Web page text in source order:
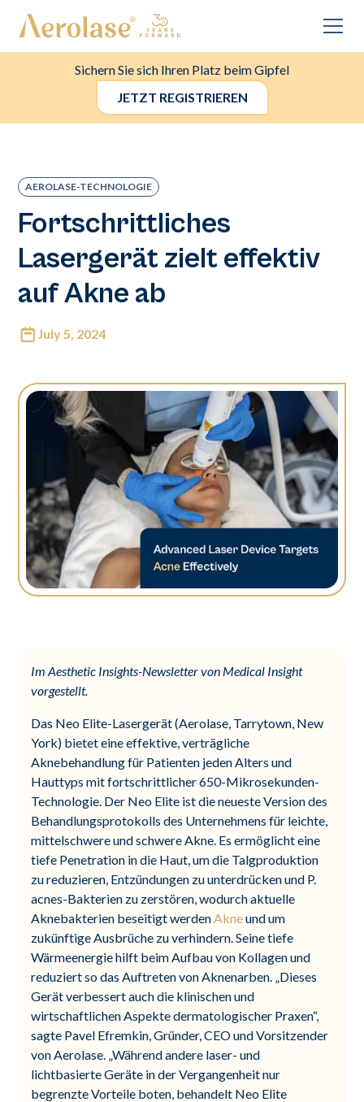
Sichern Sie sich Ihren Platz beim Gipfel
JETZT REGISTRIEREN
AEROLASE-TECHNOLOGIE
Fortschrittliches
Lasergerät zielt effektiv
auf Akne ab
July 5, 2024
Im Aesthetic Insights-Newsletter von Medical Insight
vorgestellt.
Das Neo Elite-Lasergerät (Aerolase, Tarrytown, New
York) bietet eine effektive, verträgliche
Aknebehandlung für Patienten jeden Alters und
Hauttyps mit fortschrittlicher 650-Mikrosekunden-
Technologie. Der Neo Elite ist die neueste Version des
Behandlungsprotokolls des Unternehmens für leichte,
mittelschwere und schwere Akne. Es ermöglicht eine
tiefe Penetration in die Haut, um die Talgproduktion
zu reduzieren, Entzündungen zu unterdrücken und P.
acnes-Bakterien zu zerstören, wodurch aktuelle
Aknebakterien beseitigt werdenAkneund um
zukünftige Ausbrüche zu verhindern. Seine tiefe
Wärmeenergie hilft beim Aufbau von Kollagen und
reduziert so das Auftreten von Aknenarben. „Dieses
Gerät verbessert auch die klinischen und
wirtschaftlichen Aspekte dermatologischer Praxen“,
sagte Pavel Efremkin, Gründer, CEO und Vorsitzender
von Aerolase. „Während andere laser- und
lichtbasierte Geräte in der Vergangenheit nur
begrenzte Vorteile boten, behandelt Neo Elite